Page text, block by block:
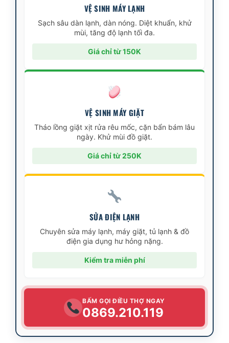
VỆ SINH MÁY LẠNH
Sạch sâu dàn lạnh, dàn nóng. Diệt khuẩn, khử
mùi, tăng độ lạnh tối đa.
Giá chỉ từ 150K
VỆ SINH MÁY GIẶT
Tháo lồng giặt xịt rửa rêu mốc, cặn bẩn bám lâu
ngày. Khử mùi đồ giặt.
Giá chỉ từ 250K
SỬA ĐIỆN LẠNH
Chuyên sửa máy lạnh, máy giặt, tủ lạnh & đồ
điện gia dụng hư hỏng nặng.
Kiểm tra miễn phí
BẤM GỌI ĐIỀU THỢ NGAY
0869.210.119